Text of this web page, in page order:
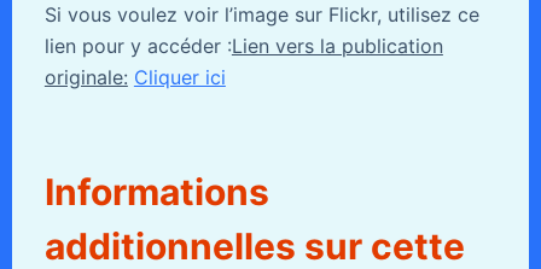
Si vous voulez voir l’image sur Flickr, utilisez ce
lien pour y accéder :Lien vers la publication
originale: Cliquer ici
Informations
additionnelles sur cette